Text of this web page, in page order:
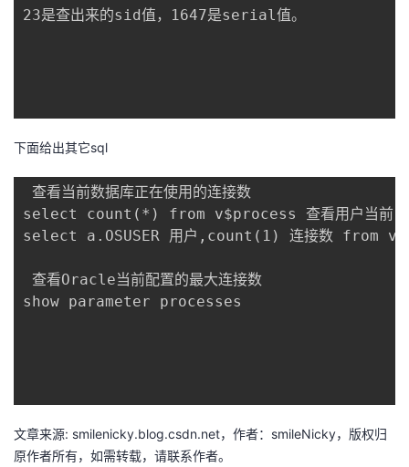
子
直
的
我
注
开
发
者
学
的
课
我
的
我
的
Programs
我
的
支
持
技
术
的
云
23是查出来的sid值，1647是serial值。
下面给出其它sql
查看当前数据库正在使用的连接数
select count(*) from v$process 查看用户当前占
select a.OSUSER 用户,count(1) 连接数 from
查看Oracle当前配置的最大连接数
show parameter processes
文章来源: smilenicky.blog.csdn.net，作者：smileNicky，版权归
原作者所有，如需转载，请联系作者。